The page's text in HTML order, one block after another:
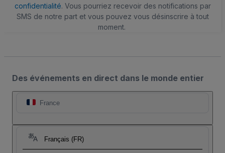
confidentialité. Vous pourriez recevoir des notifications par
SMS de notre part et vous pouvez vous désinscrire à tout
moment.
Des événements en direct dans le monde entier
France
Français (FR)